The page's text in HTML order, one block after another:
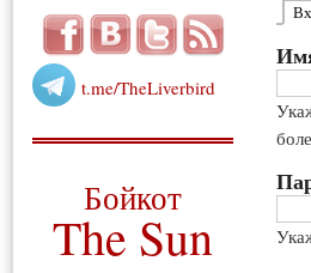
t.me/TheLiverbird
Бойкот
The Sun